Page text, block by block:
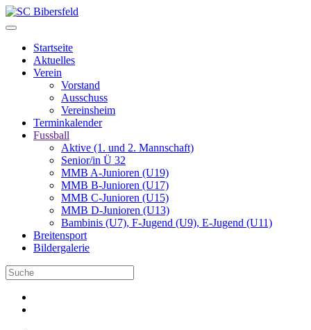
Startseite
Aktuelles
Verein
Vorstand
Ausschuss
Vereinsheim
Terminkalender
Fussball
Aktive (1. und 2. Mannschaft)
Senior/in Ü 32
MMB A-Junioren (U19)
MMB B-Junioren (U17)
MMB C-Junioren (U15)
MMB D-Junioren (U13)
Bambinis (U7), F-Jugend (U9), E-Jugend (U11)
Breitensport
Bildergalerie